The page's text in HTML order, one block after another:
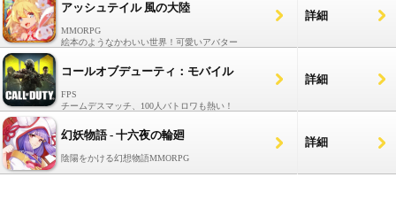
アッシュテイル 風の大陸
MMORPG
絵本のようなかわいい世界！可愛いアバター
詳細
コールオブデューティ：モバイル
FPS
チームデスマッチ、100人バトロワも熱い！
詳細
幻妖物語 - 十六夜の輪廻
陰陽をかける幻想物語MMORPG
詳細